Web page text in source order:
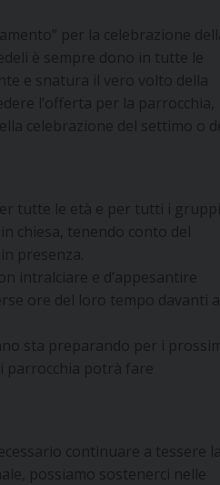
per la celebrazione della
è sempre dono in tutte le
e snatura il vero volto della
l’offerta per la parrocchia,
celebrazione del settimo o del
tutte le età e per tutti i gruppi.
chiesa, tenendo conto del
presenza.
intralciare e d’appesantire
ore del loro tempo davanti a
sta preparando per i prossimi
potrà fare
continuare a tessere la
possiamo sostenerci nelle